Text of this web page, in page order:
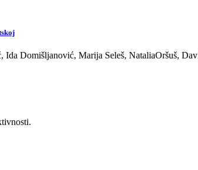
Ida Domišljanović, Marija Seleš, NataliaOršuš,